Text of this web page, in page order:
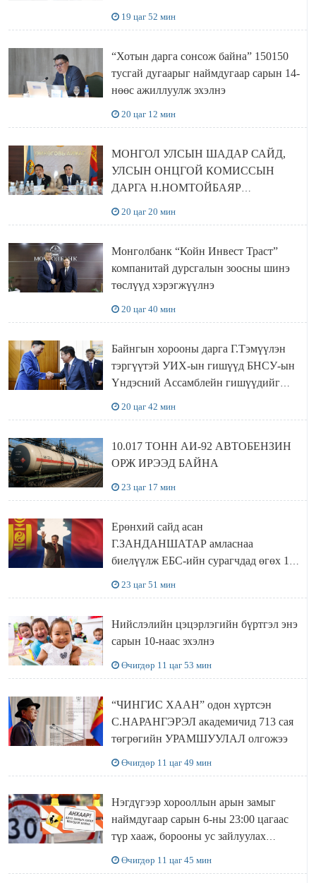
19 цаг 52 мин
“Хотын дарга сонсож байна” 150150
тусгай дугаарыг наймдугаар сарын 14-
нөөс ажиллуулж эхэлнэ
20 цаг 12 мин
МОНГОЛ УЛСЫН ШАДАР САЙД,
УЛСЫН ОНЦГОЙ КОМИССЫН
ДАРГА Н.НОМТОЙБАЯР
20 цаг 20 мин
Монголбанк “Койн Инвест Траст”
компанитай дурсгалын зоосны шинэ
төслүүд хэрэгжүүлнэ
20 цаг 40 мин
Байнгын хорооны дарга Г.Тэмүүлэн
тэргүүтэй УИХ-ын гишүүд БНСУ-ын
Үндэсний Ассамблейн гишүүдийг
20 цаг 42 мин
10.017 ТОНН АИ-92 АВТОБЕНЗИН
ОРЖ ИРЭЭД БАЙНА
23 цаг 17 мин
Ерөнхий сайд асан
Г.ЗАНДАНШАТАР амласнаа
биелүүлж ЕБС-ийн сурагчдад өгөх 10.
23 цаг 51 мин
Нийслэлийн цэцэрлэгийн бүртгэл энэ
сарын 10-наас эхэлнэ
Өчигдөр 11 цаг 53 мин
“ЧИНГИС ХААН” одон хүртсэн
С.НАРАНГЭРЭЛ академичид 713 сая
төгрөгийн УРАМШУУЛАЛ олгожээ
Өчигдөр 11 цаг 49 мин
Нэгдүгээр хорооллын арын замыг
наймдугаар сарын 6-ны 23:00 цагаас
түр хааж, борооны ус зайлуулах
Өчигдөр 11 цаг 45 мин